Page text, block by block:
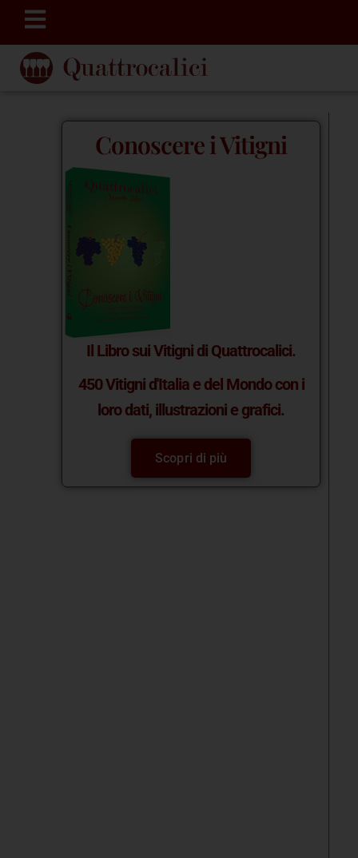
Conoscere i Vitigni
Il Libro sui Vitigni di Quattrocalici.
450 Vitigni d'Italia e del Mondo con i
loro dati, illustrazioni e grafici.
Scopri di più